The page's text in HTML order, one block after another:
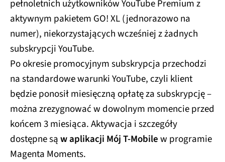
pełnoletnich użytkowników YouTube Premium z
aktywnym pakietem GO! XL (jednorazowo na
numer), niekorzystających wcześniej z żadnych
subskrypcji YouTube.
Po okresie promocyjnym subskrypcja przechodzi
na standardowe warunki YouTube, czyli klient
będzie ponosił miesięczną opłatę za subskrypcję –
można zrezygnować w dowolnym momencie przed
końcem 3 miesiąca. Aktywacja i szczegóły
dostępne sąw aplikacji Mój T‑Mobilew programie
Magenta Moments.